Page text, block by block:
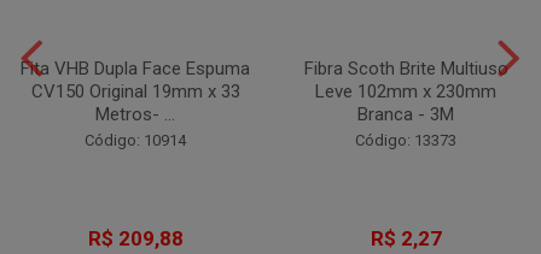
Fita VHB Dupla Face Espuma
CV150 Original 19mm x 33
Metros- ...
Código: 10914
R$ 209,88
Fibra Scoth Brite Multiuso
Leve 102mm x 230mm
Branca - 3M
Código: 13373
R$ 2,27